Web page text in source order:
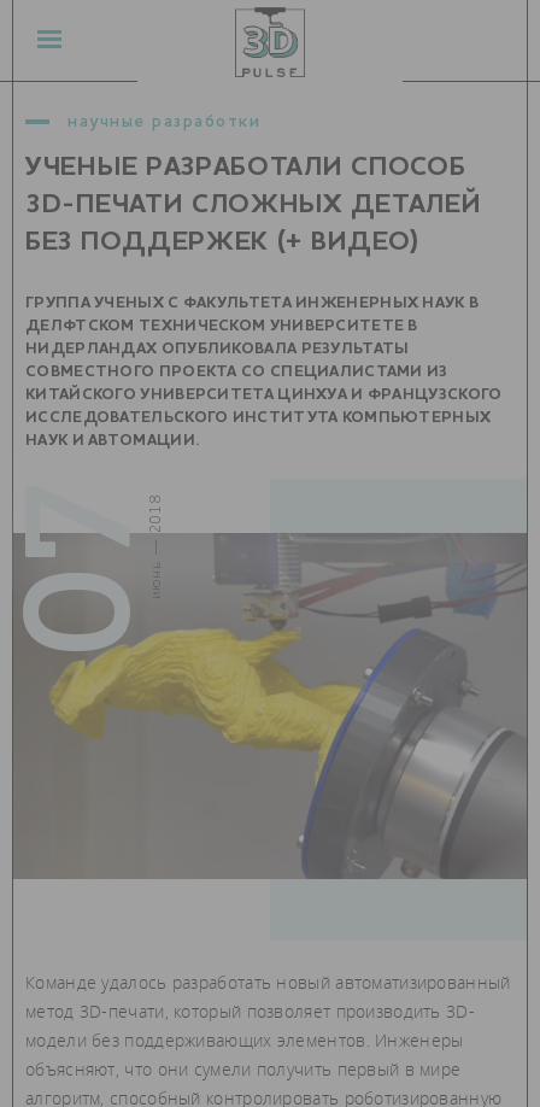
научные разработки
УЧЕНЫЕ РАЗРАБОТАЛИ СПОСОБ
3D-ПЕЧАТИ СЛОЖНЫХ ДЕТАЛЕЙ
БЕЗ ПОДДЕРЖЕК (+ ВИДЕО)
ГРУППА УЧЕНЫХ С ФАКУЛЬТЕТА ИНЖЕНЕРНЫХ НАУК В
ДЕЛФТСКОМ ТЕХНИЧЕСКОМ УНИВЕРСИТЕТЕ В
НИДЕРЛАНДАХ ОПУБЛИКОВАЛА РЕЗУЛЬТАТЫ
СОВМЕСТНОГО ПРОЕКТА СО СПЕЦИАЛИСТАМИ ИЗ
КИТАЙСКОГО УНИВЕРСИТЕТА ЦИНХУА И ФРАНЦУЗСКОГО
ИССЛЕДОВАТЕЛЬСКОГО ИНСТИТУТА КОМПЬЮТЕРНЫХ
НАУК И АВТОМАЦИИ.
07
июнь — 2018
Команде удалось разработать новый автоматизированный
метод 3D-печати, который позволяет производить 3D-
модели без поддерживающих элементов. Инженеры
объясняют, что они сумели получить первый в мире
алгоритм, способный контролировать роботизированную